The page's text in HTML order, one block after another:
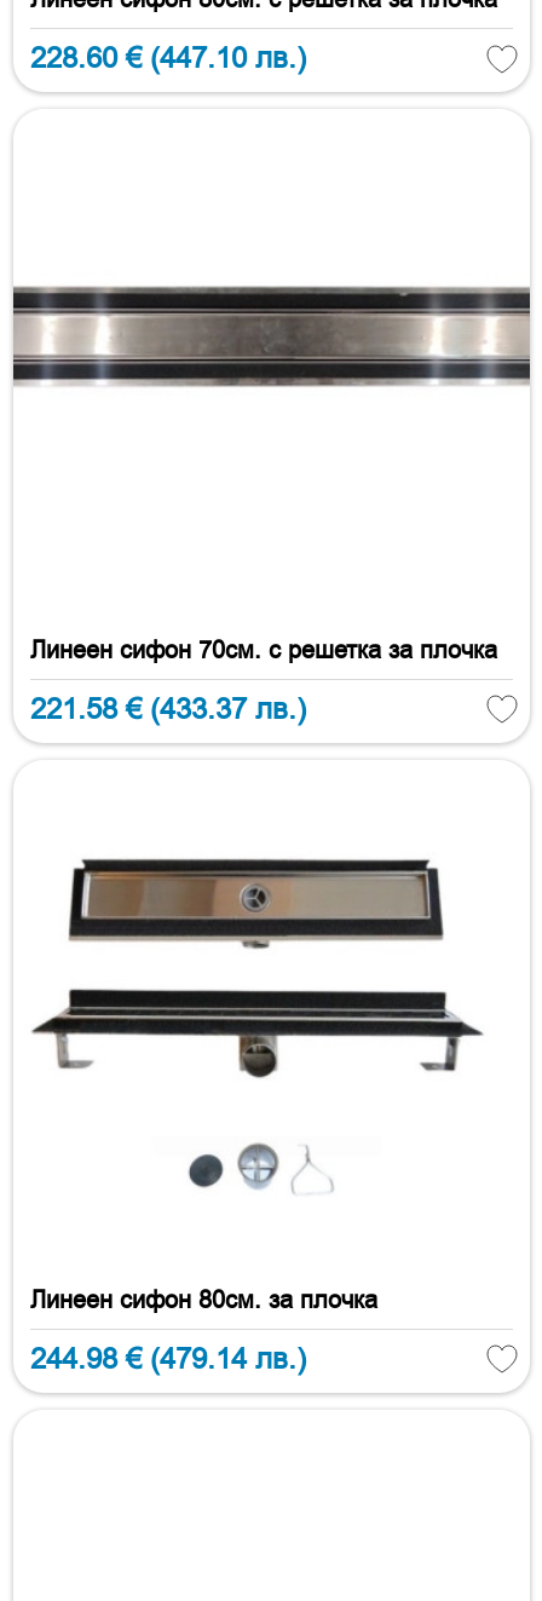
228.60 € (447.10 лв.)
Линеен сифон 70см. с решетка за плочка
221.58 € (433.37 лв.)
Линеен сифон 80см. за плочка
244.98 € (479.14 лв.)